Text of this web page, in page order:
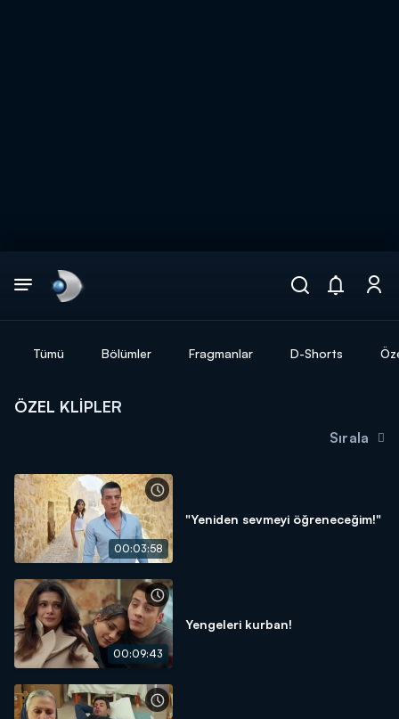
DİĞER SONUÇLAR
Tümü Bölümler Fragmanlar D-Shorts
ÖZEL KLIPLER
Sırala
00:03:58
"Yeniden sevmeyi öğreneceğim!"
00:09:43
Yengeleri kurban!